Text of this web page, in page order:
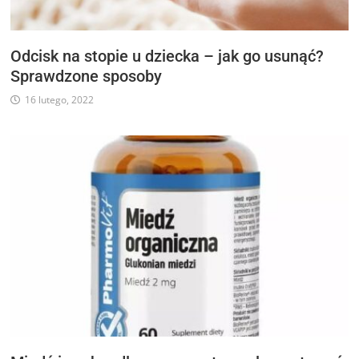
Odcisk na stopie u dziecka – jak go usunąć?
Sprawdzone sposoby
16 lutego, 2022